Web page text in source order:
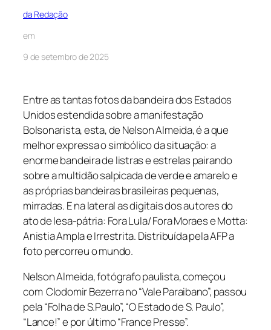
da Redação
em
9 de setembro de 2025
Entre as tantas fotos da bandeira dos Estados
Unidos estendida sobre a manifestação
Bolsonarista, esta, de Nelson Almeida, é a que
melhor expressa o simbólico da situação: a
enorme bandeira de listras e estrelas pairando
sobre a multidão salpicada de verde e amarelo e
as próprias bandeiras brasileiras pequenas,
mirradas. E na lateral as digitais dos autores do
ato de lesa-pátria: Fora Lula/ Fora Moraes e Motta:
Anistia Ampla e Irrestrita. Distribuída pela AFP a
foto percorreu o mundo.
Nelson Almeida, fotógrafo paulista, começou
com Clodomir Bezerra no “Vale Paraibano”, passou
pela “Folha de S.Paulo”, “O Estado de S. Paulo”,
“Lance!” e por último “France Presse”.